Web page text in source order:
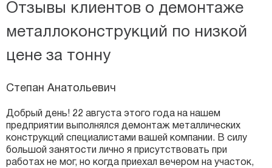
Отзывы клиентов о демонтаже
металлоконструкций по низкой
цене за тонну
Степан Анатольевич
Добрый день! 22 августа этого года на нашем
предприятии выполнялся демонтаж металлических
конструкций специалистами вашей компании. В силу
большой занятости лично я присутствовать при
работах не мог, но когда приехал вечером на участок,